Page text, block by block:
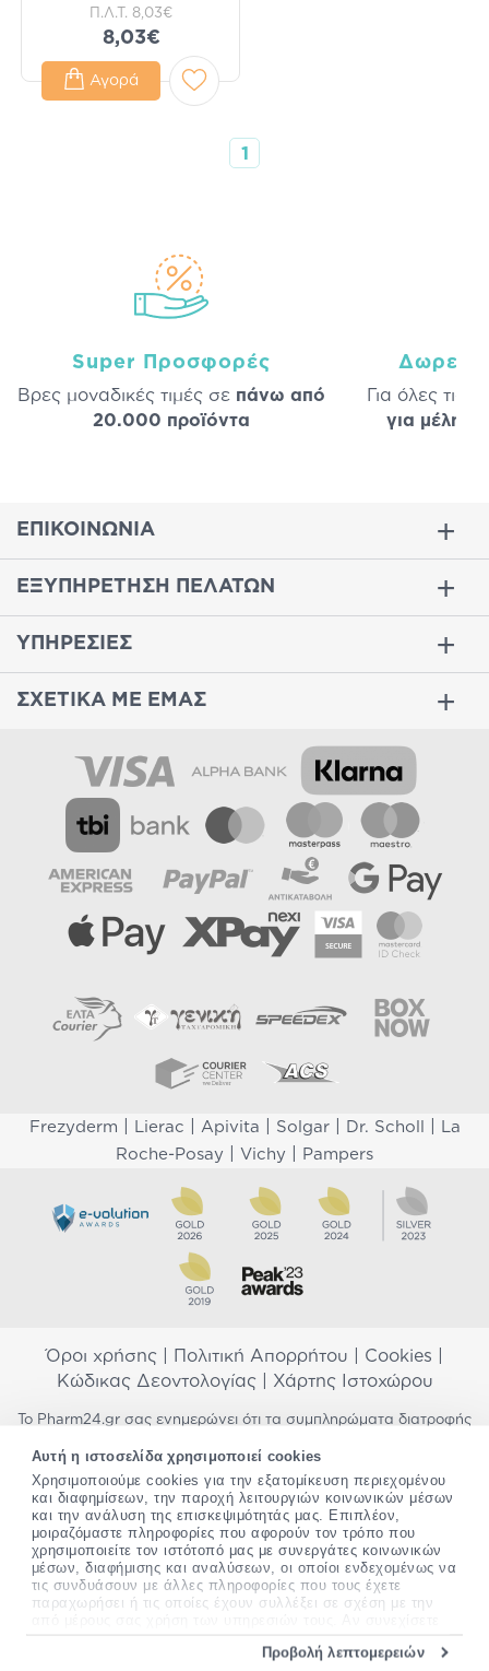
Αυτή η ιστοσελίδα χρησιμοποιεί cookies
Χρησιμοποιούμε cookies για την εξατομίκευση περιεχομένου
και διαφημίσεων, την παροχή λειτουργιών κοινωνικών μέσων
και την ανάλυση της επισκεψιμότητάς μας. Επιπλέον,
μοιραζόμαστε πληροφορίες που αφορούν τον τρόπο που
χρησιμοποιείτε τον ιστότοπό μας με συνεργάτες κοινωνικών
μέσων, διαφήμισης και αναλύσεων, οι οποίοι ενδεχομένως να
τις συνδυάσουν με άλλες πληροφορίες που τους έχετε
παραχωρήσει ή τις οποίες έχουν συλλέξει σε σχέση με την
Προβολή λεπτομερειών
Π.Λ.Τ. 8,03€
8,03€
Αγορά
1
Super Προσφορές
Βρες μοναδικές τιμές σε πάνω από
20.000 προϊόντα
Δωρεάν
Για όλες τις
για μέλη
ΕΠΙΚΟΙΝΩΝΙΑ
ΕΞΥΠΗΡΕΤΗΣΗ ΠΕΛΑΤΩΝ
ΥΠΗΡΕΣΙΕΣ
ΣΧΕΤΙΚΑ ΜΕ ΕΜΑΣ
Frezyderm Lierac Apivita Solgar| Dr. Scholl
La
Roche-Posay
Vichy Pampers
Όροι χρήσης Πολιτική Απορρήτου Cookies
Κώδικας Δεοντολογίας| Χάρτης Ιστοχώρου
Το Pharm24.gr σας ενημερώνει ότι τα συμπληρώματα διατροφής
προορίζονται για την πρόληψη, αγωγή ή θεραπεία ανθρώπινης
νόσου. Συμβουλευτείτε τον γιατρό σας εάν είστε έγκυος,
θηλάζετε, ακολουθείτε παράλληλα φαρμακευτική αγωγή ή
αντιμετωπίζετε προβλήματα υγείας πριν χρησιμοποιήσετε
οποιοδήποτε συμπλήρωμα διατροφής. Προσπαθούμε διαρκώς να
σας παρέχουμε ακριβείς και έγκυρες πληροφορίες. Σε περίπτωση
που έχετε κάποια ερώτηση ή παρατήρηση σχετικά με αυτές,
παρακαλώεπικοινωνήστε μαζί μας.
2012-2026 - All rights Reserved •